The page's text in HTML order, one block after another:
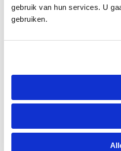
gebruik van hun services. U
gebruiken.
Kosten